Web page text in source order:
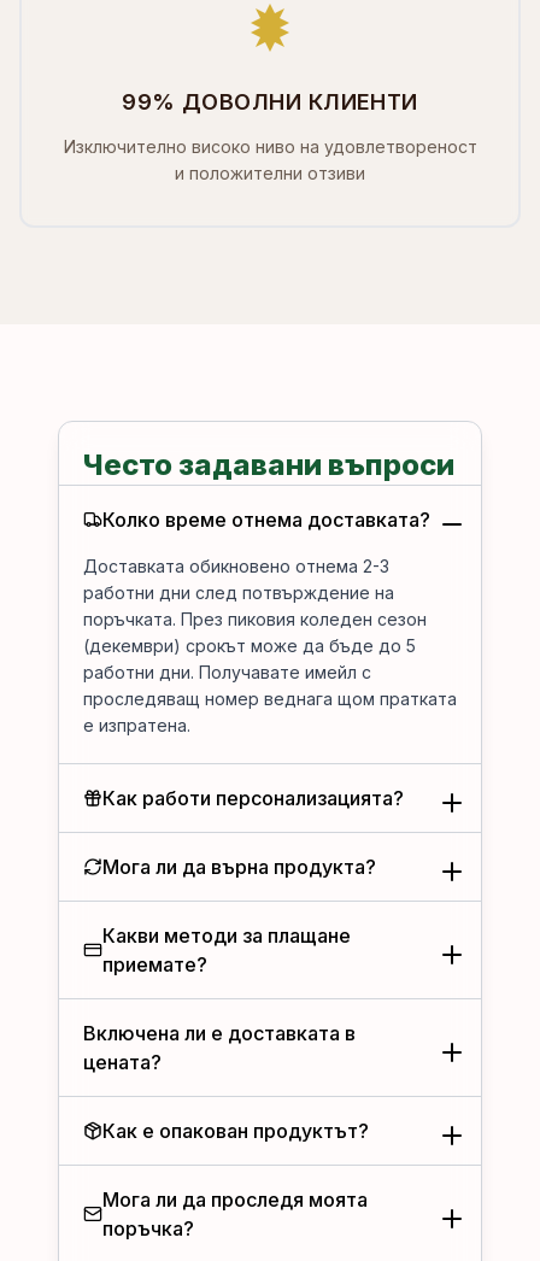
99% ДОВОЛНИ КЛИЕНТИ
Изключително високо ниво на удовлетвореност
и положителни отзиви
Често задавани въпроси
Колко време отнема доставката?
Доставката обикновено отнема 2-3
работни дни след потвърждение на
поръчката. През пиковия коледен сезон
(декември) срокът може да бъде до 5
работни дни. Получавате имейл с
проследяващ номер веднага щом пратката
е изпратена.
Как работи персонализацията?
Мога ли да върна продукта?
Какви методи за плащане
приемате?
Включена ли е доставката в
цената?
Как е опакован продуктът?
Мога ли да проследя моята
поръчка?